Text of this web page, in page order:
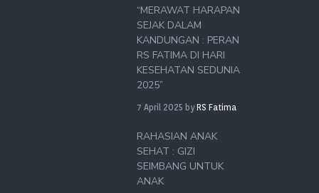
“MERAWAT HARAPAN
SEJAK DALAM
KANDUNGAN : PERAN
RS FATIMA DI HARI
KESEHATAN SEDUNIA
2025”
7 April 2025 by RS Fatima
RAHASIAN ANAK
SEHAT : GIZI
SEIMBANG UNTUK
ANAK